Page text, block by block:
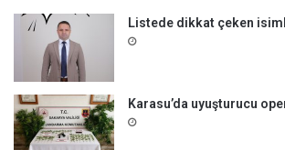
Listede dikkat çeken
Karasu’da uyuşturucu